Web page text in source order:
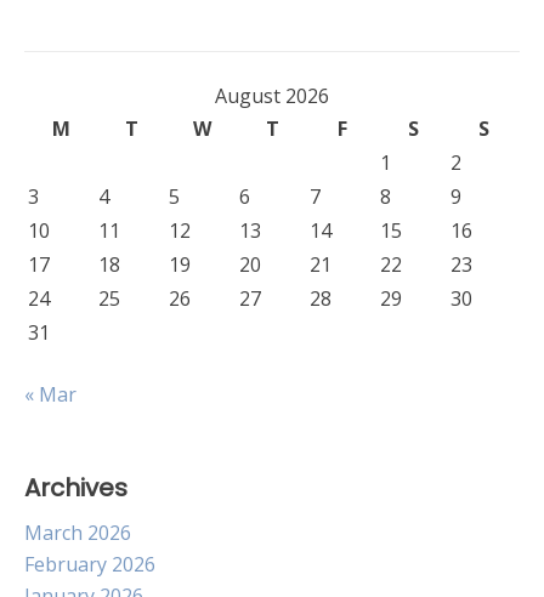
August 2026
M
T W T F S
S
1
2
3
4 5 6 7 8
9
10
11 12 13 14 15
16
17
18 19 20 21 22
23
24
25 26 27 28 29
30
31
« Mar
Archives
March 2026
February 2026